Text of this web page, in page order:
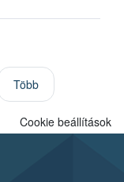
Több
Cookie beállítások